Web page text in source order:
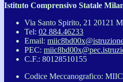
Istituto Comprensivo Statale
Via Santo Spirito, 21 20121
Tel: 02 884.46233
Email:
PEC:
C.F.: 80128510155
Codice Meccanografico: